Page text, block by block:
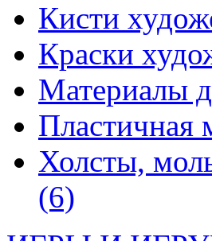
Кисти
Краски
Материалы
Пластичная
Холсты,
(6)